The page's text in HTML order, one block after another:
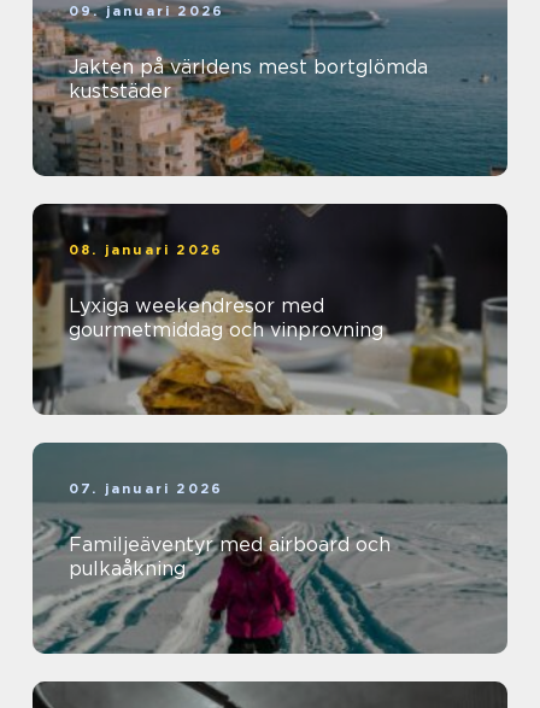
09. januari 2026
Jakten på världens mest bortglömda
kuststäder
08. januari 2026
Lyxiga weekendresor med
gourmetmiddag och vinprovning
07. januari 2026
Familjeäventyr med airboard och
pulkaåkning